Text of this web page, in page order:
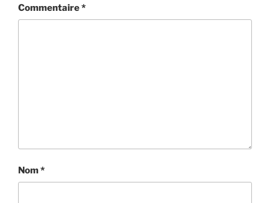
Commentaire*
Nom*